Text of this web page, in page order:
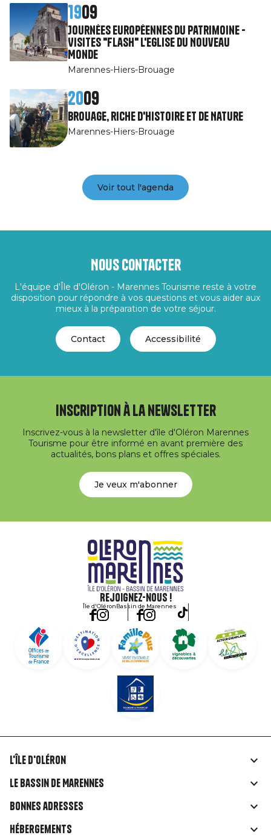
1909
Journées Européennes du Patrimoine -
Visites "Flash" l'Eglise du Nouveau
Monde
Marennes-Hiers-Brouage
2009
Brouage, riche d'Histoire et de Nature
Marennes-Hiers-Brouage
Voir tout l'agenda
Nous contacter
L'équipe d'Île d'Oléron - Marennes Tourisme reste à votre
disposition pour répondre à vos questions et vous aider aux
mieux à la préparation de votre séjour.
Contact Accessibilité
Inscription à la newsletter
Inscrivez-vous à la newsletter d'île d'Oléron Marennes
Tourisme pour être informé en avant première des
actualités, bons plans et offres spéciales.
Je veux m'abonner
Rejoignez-nous !
Île d'OléronBassin de Marennes
Liens
rubriques
L'île d'Oléron
Le Bassin de Marennes
Bonnes adresses
Hébergements